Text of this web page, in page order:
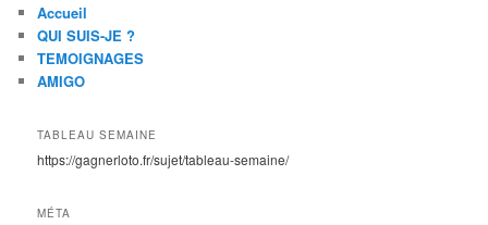
Accueil
QUI SUIS-JE ?
TEMOIGNAGES
AMIGO
TABLEAU SEMAINE
https://gagnerloto.fr/sujet/tableau-semaine/
MÉTA